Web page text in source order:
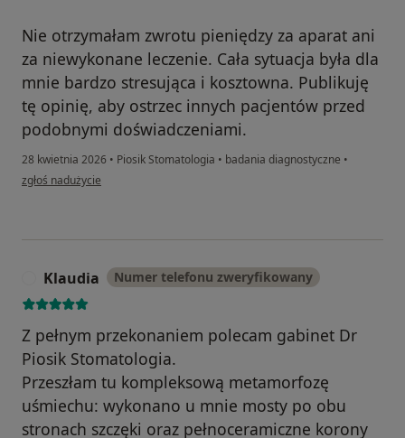
Nie otrzymałam zwrotu pieniędzy za aparat ani
za niewykonane leczenie. Cała sytuacja była dla
mnie bardzo stresująca i kosztowna. Publikuję
tę opinię, aby ostrzec innych pacjentów przed
podobnymi doświadczeniami.
28 kwietnia 2026 • Piosik Stomatologia • badania diagnostyczne •
w opinii użytkownika Natalia
zgłoś nadużycie
Klaudia Numer telefonu zweryfikowany
Z pełnym przekonaniem polecam gabinet Dr
Piosik Stomatologia.
Przeszłam tu kompleksową metamorfozę
uśmiechu: wykonano u mnie mosty po obu
stronach szczęki oraz pełnoceramiczne korony